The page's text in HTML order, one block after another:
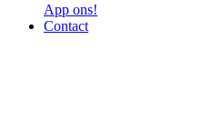
App ons!
Contact